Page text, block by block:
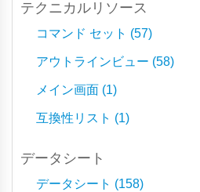
テクニカルリソース
コマンド セット (57)
アウトラインビュー (58)
メイン画面 (1)
互換性リスト (1)
データシート
データシート (158)